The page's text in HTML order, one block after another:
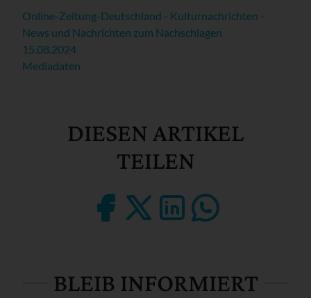
Online-Zeitung-Deutschland - Kulturnachrichten -
News und Nachrichten zum Nachschlagen
15.08.2024
Mediadaten
DIESEN ARTIKEL
TEILEN
BLEIB INFORMIERT